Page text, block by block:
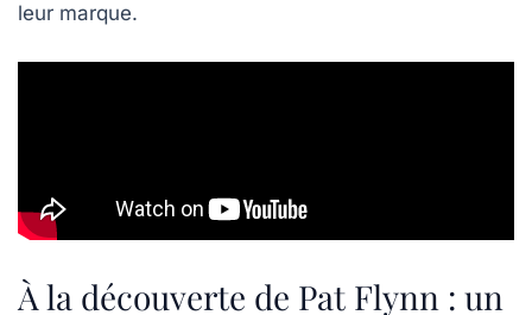
leur marque.
À la découverte de Pat Flynn : un